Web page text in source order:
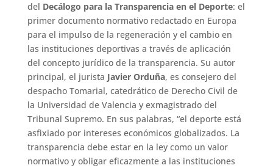
del Decálogo para la Transparencia en el Deporte: el
primer documento normativo redactado en Europa
para el impulso de la regeneración y el cambio en
las instituciones deportivas a través de aplicación
del concepto jurídico de la transparencia. Su autor
principal, el jurista Javier Orduña, es consejero del
despacho Tomarial, catedrático de Derecho Civil de
la Universidad de Valencia y exmagistrado del
Tribunal Supremo. En sus palabras, “el deporte está
asfixiado por intereses económicos globalizados. La
transparencia debe estar en la ley como un valor
normativo y obligar eficazmente a las instituciones